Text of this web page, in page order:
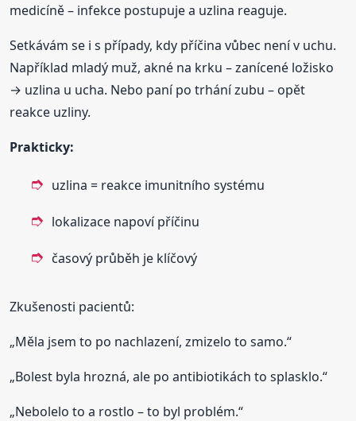
medicíně – infekce postupuje a uzlina reaguje.
Setkávám se i s případy, kdy příčina vůbec není v uchu.
Například mladý muž, akné na krku – zanícené ložisko
→ uzlina u ucha. Nebo paní po trhání zubu – opět
reakce uzliny.
Prakticky:
uzlina = reakce imunitního systému
lokalizace napoví příčinu
časový průběh je klíčový
Zkušenosti pacientů:
„Měla jsem to po nachlazení, zmizelo to samo.“
„Bolest byla hrozná, ale po antibiotikách to splasklo.“
„Nebolelo to a rostlo – to byl problém.“